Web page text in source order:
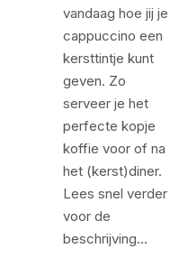
vandaag hoe jij je
cappuccino een
kersttintje kunt
geven. Zo
serveer je het
perfecte kopje
koffie voor of na
het (kerst)diner.
Lees snel verder
voor de
beschrijving...